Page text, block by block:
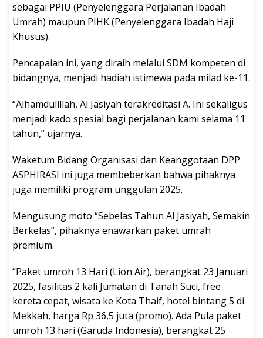
sebagai PPIU (Penyelenggara Perjalanan Ibadah
Umrah) maupun PIHK (Penyelenggara Ibadah Haji
Khusus).
Pencapaian ini, yang diraih melalui SDM kompeten di
bidangnya, menjadi hadiah istimewa pada milad ke-11.
“Alhamdulillah, Al Jasiyah terakreditasi A. Ini sekaligus
menjadi kado spesial bagi perjalanan kami selama 11
tahun,” ujarnya.
Waketum Bidang Organisasi dan Keanggotaan DPP
ASPHIRASI ini juga membeberkan bahwa pihaknya
juga memiliki program unggulan 2025.
Mengusung moto “Sebelas Tahun Al Jasiyah, Semakin
Berkelas”, pihaknya enawarkan paket umrah
premium.
“Paket umroh 13 Hari (Lion Air), berangkat 23 Januari
2025, fasilitas 2 kali Jumatan di Tanah Suci, free
kereta cepat, wisata ke Kota Thaif, hotel bintang 5 di
Mekkah, harga Rp 36,5 juta (promo). Ada Pula paket
umroh 13 hari (Garuda Indonesia), berangkat 25